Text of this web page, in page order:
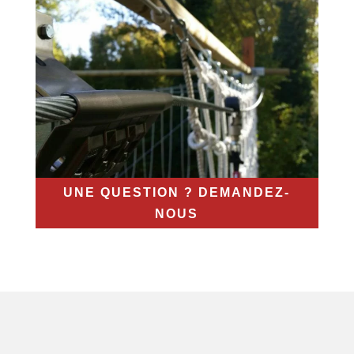
UNE QUESTION ? DEMANDEZ-
NOUS